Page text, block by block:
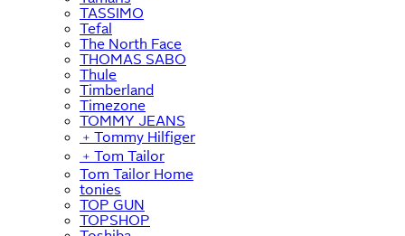
TASSIMO
Tefal
The North Face
THOMAS SABO
Thule
Timberland
Timezone
TOMMY JEANS
﹢ Tommy Hilfiger
﹢ Tom Tailor
Tom Tailor Home
tonies
TOP GUN
TOPSHOP